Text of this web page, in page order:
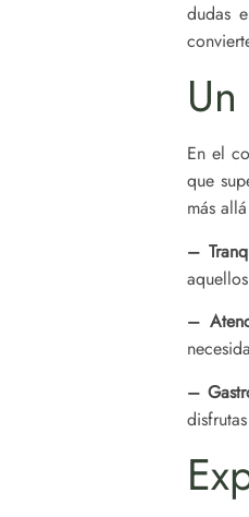
dudas
En el
que
más
–
–
–